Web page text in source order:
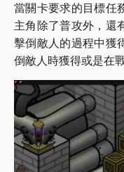
當關卡要求的目標任
主角除了普攻外，還
擊倒敵人的過程中獲
倒敵人時獲得或是在